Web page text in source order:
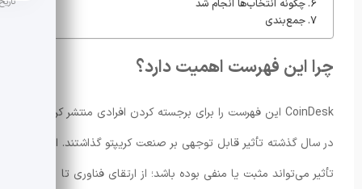
چگونه انتخاب‌ها انجام شد
جمع‌بندی
چرا این فهرست اهمیت دارد؟
CoinDesk این فهرست را برای برجسته کردن افرادی منتشر کرده که
در سال گذشته تأثیر قابل توجهی بر صنعت کریپتو گذاشتند. این
تأثیر می‌تواند مثبت یا منفی بوده باشد؛ از ارتقای فناوری تا